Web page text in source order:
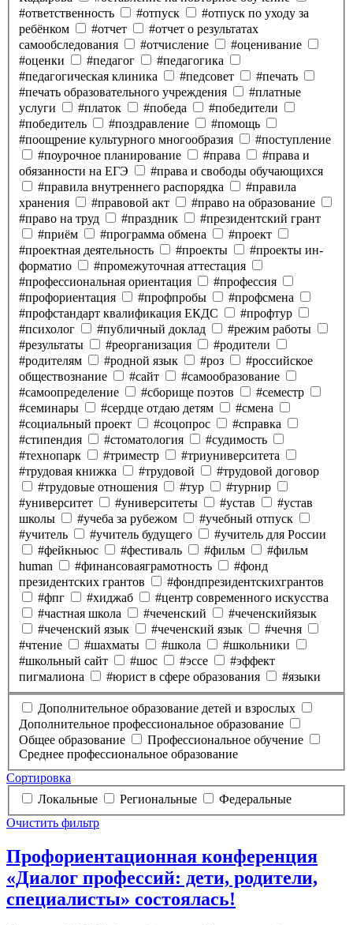
#ответственность
#отпуск
#отпуск по уходу за
ребёнком
#отчет
#отчет о результатах
самообследования
#отчисление
#оценивание
#оценки
#педагог
#педагогика
#педагогическая клиника
#педсовет
#печать
#печать образовательного учреждения
#платные
услуги
#платок #победа
#победители
#победитель
#поздравление
#помощь
#поощрение культурного многообразия
#поступление
#поурочное планирование
#права
#права и
обязанности на ЕГЭ
#права и свободы обучающихся
#правила внутреннего распорядка
#правила
хранения
#правовой акт
#право на образование
#право на труд
#праздник
#президентский грант
#приём
#программа обмена
#проект
#проектная деятельность
#проекты
#проекты ин-
форматио
#промежуточная аттестация
#профессиональная ориентация
#профессия
#профориентация
#профпробы
#профсмена
#профстандарт квалификация ЕКДС
#профтур
#психолог
#публичный доклад
#режим работы
#результаты
#реорганизация
#родители
#родителям
#родной язык #роз
#российское
обществознание
#сайт
#самообразование
#самоопределение
#сборище поэтов
#семестр
#семинары
#сердце отдаю детям
#смена
#социальный проект
#соцопрос
#справка
#стипендия
#стоматология
#судимость
#технопарк
#триместр
#триуниверситета
#трудовая книжка
#трудовой
#трудовой договор
#трудовые отношения
#тур
#турнир
#университет
#университеты #устав
#устав
школы
#учеба за рубежом
#учебный отпуск
#учитель
#учитель будущего
#учитель для России
#фейкньюс
#фестиваль #фильм
#фильм
human
#финансоваяграмотность
#фонд
президентских грантов
#фондпрезидентскихгрантов
#фпг
#хиджаб
#центр современного искусства
#частная школа
#чеченский
#чеченскийязык
#чеченский язык
#чеченский язык
#чечня
#чтение
#шахматы #школа
#школьники
#школьный сайт
#шос #эссе
#эффект
пигмалиона
#юрист в сфере образования #языки
Дополнительное образование детей и взрослых
Дополнительное профессиональное образование
Общее образование
Профессиональное обучение
Среднее профессиональное образование
Сортировка
Локальные
Региональные
Федеральные
Очистить фильтр
Профориентационная конференция
«Диалог профессий: дети, родители,
специалисты» состоялась!